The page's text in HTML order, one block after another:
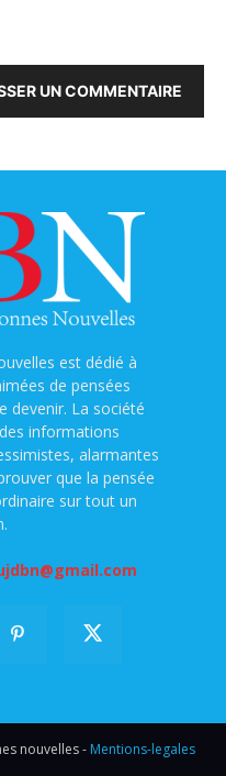
UN COMMENTAIRE
est dédié à
de pensées
devenir. La société
informations
alarmantes
que la pensée
sur tout un
nouvelles - Mentions-legales